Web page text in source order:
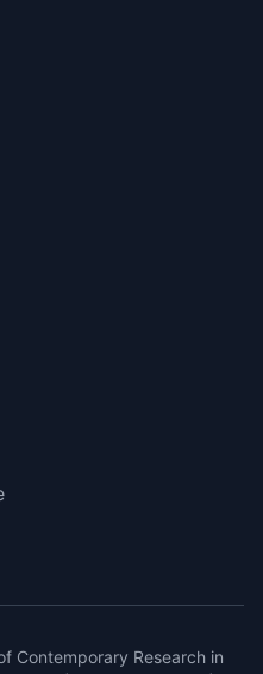
Contemporary Research in